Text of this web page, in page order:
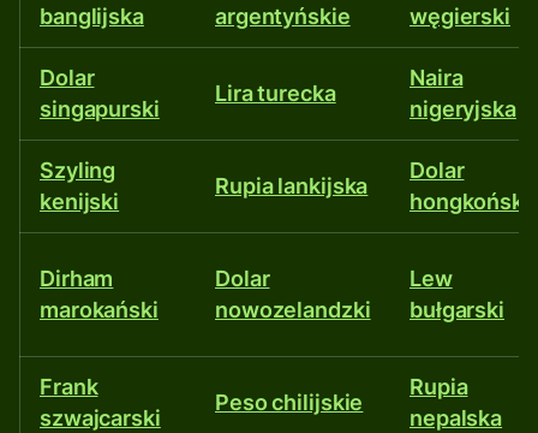
banglijska
argentyńskie
węgierski
Dolar
singapurski
Lira turecka
Naira
nigeryjska
Szyling
kenijski
Rupia lankijska
Dolar
hongkoński
Dirham
marokański
Dolar
nowozelandzki
Lew
bułgarski
Frank
szwajcarski
Peso chilijskie
Rupia
nepalska